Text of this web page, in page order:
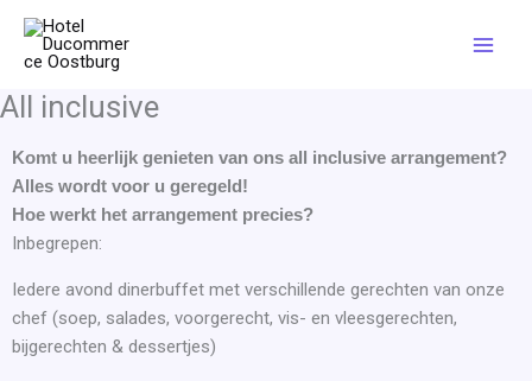
Skip
content
All inclusive
Komt u heerlijk genieten van ons all inclusive arrangement?
Alles wordt voor u geregeld!
Hoe werkt het arrangement precies?
Inbegrepen:
Iedere avond dinerbuffet met verschillende gerechten van onze
chef (soep, salades, voorgerecht, vis- en vleesgerechten,
bijgerechten & dessertjes)